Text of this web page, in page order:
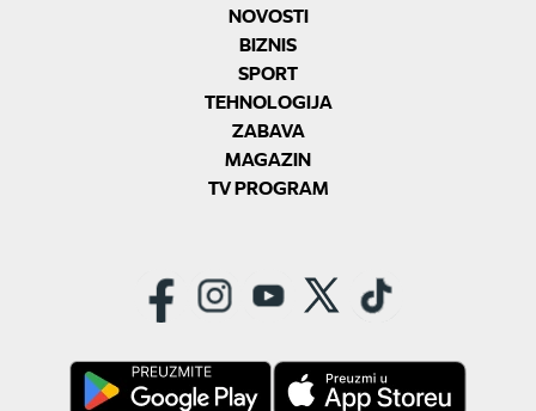
NOVOSTI
BIZNIS
SPORT
TEHNOLOGIJA
ZABAVA
MAGAZIN
TV PROGRAM